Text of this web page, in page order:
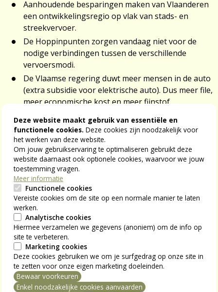
Aanhoudende besparingen maken van Vlaanderen
een ontwikkelingsregio op vlak van stads- en
streekvervoer.
De Hoppinpunten zorgen vandaag niet voor de
nodige verbindingen tussen de verschillende
vervoersmodi.
De Vlaamse regering duwt meer mensen in de auto
(extra subsidie voor elektrische auto). Dus meer file,
meer economische kost en meer fijnstof.
Wanneer:zaterdag 6 januari 2024 om 11 uur (einde:
12.30 - 13 uur)
Start aan stations: Brugge, Gent-Sint-Pieters,
Antwerpen-Centraal, Hasselt, Leuven
Niet onbelangrijk:S-Plus zorgt voor een banner met
slogan (zie foto), draag een S-Plushesje, neem een S-
Plusvlag of paraplu mee
© Foto: Stijn Van de Sande
Download de flyer
Sociale actie mobiliteit.pdf
Deze website maakt gebruik van essentiële en
functionele cookies. Deze cookies zijn noodzakelijk voor
het werken van deze website.
Om jouw gebruikservaring te optimaliseren gebruikt deze
website daarnaast ook optionele cookies, waarvoor we jouw
toestemming vragen.
Meer informatie
Functionele cookies
Vereiste cookies om de site op een normale manier te laten
werken.
Analytische cookies
Hiermee verzamelen we gegevens (anoniem) om de info op
site te verbeteren.
Marketing cookies
Deze cookies gebruiken we om je surfgedrag op onze site in
te zetten voor onze eigen marketing doeleinden.
Bewaar voorkeuren
Enkel noodzakelijke cookies aanvaarden
intrekken